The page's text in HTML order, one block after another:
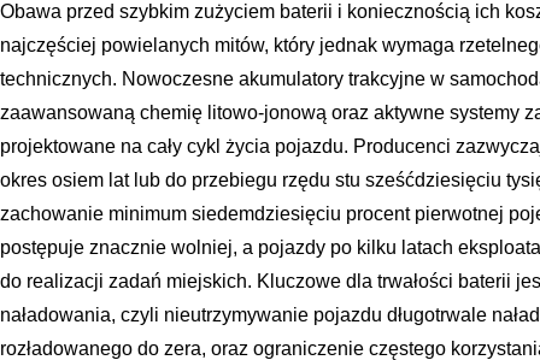
Obawa przed szybkim zużyciem baterii i koniecznością ich
najczęściej powielanych mitów, który jednak wymaga
technicznych. Nowoczesne akumulatory trakcyjne w
zaawansowaną chemię litowo-jonową oraz aktywne systemy
projektowane na cały cykl życia pojazdu. Producenci
okres osiem lat lub do przebiegu rzędu stu sześćdziesięciu
zachowanie minimum siedemdziesięciu procent pierwotnej
postępuje znacznie wolniej, a pojazdy po kilku latach
do realizacji zadań miejskich. Kluczowe dla trwałości baterii
naładowania, czyli nieutrzymywanie pojazdu długotrwale
rozładowanego do zera, oraz ograniczenie częstego